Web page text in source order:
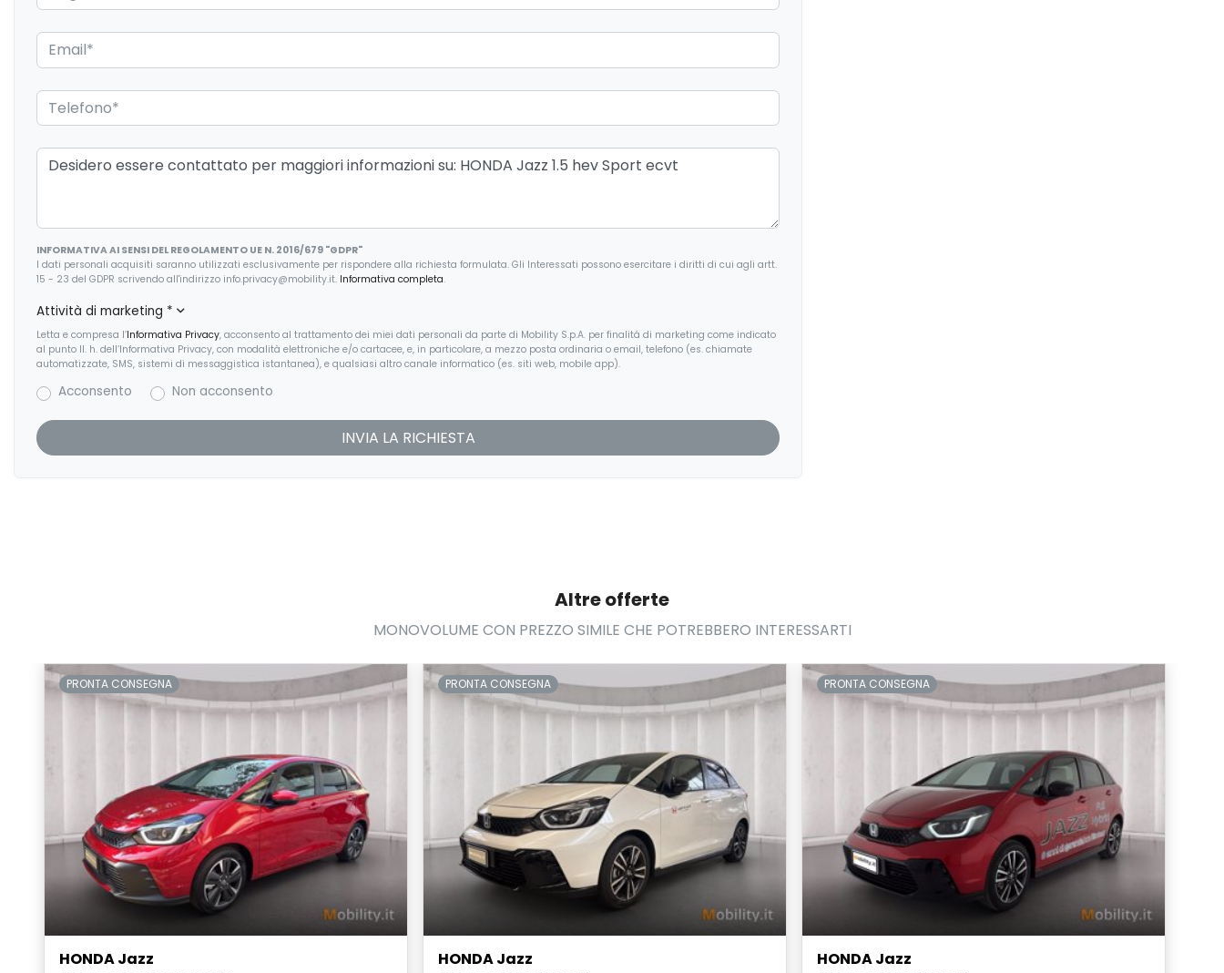
Sistema di chiamata d'emergenza
Sistema di frenata anti collisione
Sistema di navigazione
Sistema di riconoscimento stanchezza
guidatore
riscaldabili
Spoiler posteriore
INFORMATIVA AI SENSI DEL REGOLAMENTO UE N. 2016/679 "GDPR"
I dati personali acquisiti saranno utilizzati esclusivamente per rispondere alla richiesta formulata. Gli Interessati possono esercitare i diritti di cui agli artt.
15 - 23 del GDPR scrivendo all'indirizzo info.privacy@mobility.it. Informativa completa.
Attività di marketing *
Letta e compresa l’Informativa Privacy, acconsento al trattamento dei miei dati personali da parte di Mobility S.p.A. per finalità di marketing come indicato
al punto II. h. dell’Informativa Privacy, con modalità elettroniche e/o cartacee, e, in particolare, a mezzo posta ordinaria o email, telefono (es. chiamate
automatizzate, SMS, sistemi di messaggistica istantanea), e qualsiasi altro canale informatico (es. siti web, mobile app).
Acconsento Non acconsento
Altre offerte
MONOVOLUME CON PREZZO SIMILE CHE POTREBBERO INTERESSARTI
PRONTA CONSEGNA
HONDA Jazz
PRONTA CONSEGNA
HONDA Jazz
PRONTA CONSEGNA
HONDA Jazz